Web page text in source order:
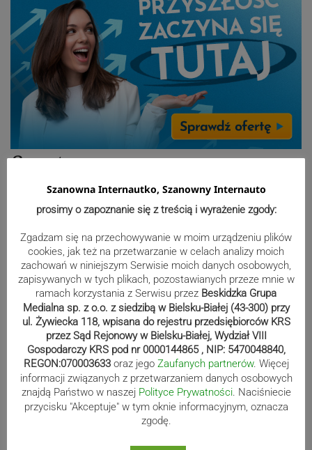
Sport
Mistrzowie świata z MCK Żywiec!
ZDJĘCIA
Bracia Szejowie ruszają po kolejne
punkty. Liderzy mistrzostw
wystartują w Rajdzie Rzeszowskim
80-lecie Soły Kobiernice. Będzie się
działo! SZCZEGÓŁOWY PROGRAM
Szanowna Internautko, Szanowny Internauto
prosimy o zapoznanie się z treścią i wyrażenie zgody:
Zgadzam się na przechowywanie w moim urządzeniu plików
cookies, jak też na przetwarzanie w celach analizy moich
zachowań w niniejszym Serwisie moich danych osobowych,
zapisywanych w tych plikach, pozostawianych przeze mnie w
ramach korzystania z Serwisu przez Beskidzka Grupa
Medialna sp. z o.o. z siedzibą w Bielsku-Białej (43-300) przy
ul. Żywiecka 118, wpisana do rejestru przedsiębiorców KRS
przez Sąd Rejonowy w Bielsku-Białej, Wydział VIII
Gospodarczy KRS pod nr 0000144865 , NIP: 5470048840,
REGON:070003633 oraz jego Zaufanych partnerów. Więcej
informacji związanych z przetwarzaniem danych osobowych
znajdą Państwo w naszej Polityce Prywatności. Naciśniecie
przycisku "Akceptuje" w tym oknie informacyjnym, oznacza
zgodę.